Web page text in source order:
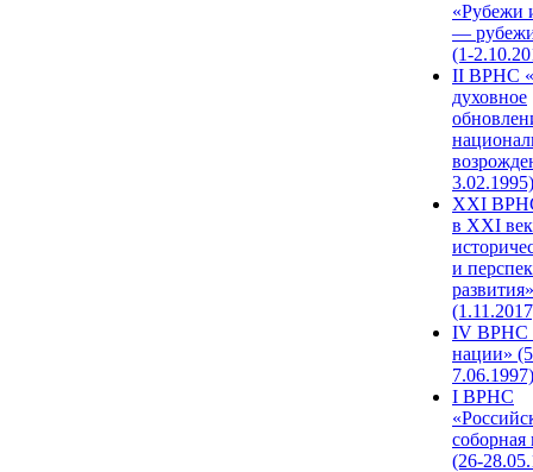
«Рубежи
—
(1-
II ВРНС
духовное
3.02.1995)
XХI
в XXI
и
развития»
IV ВРНС
нации»
7.06.1997)
I ВРНС
(26-